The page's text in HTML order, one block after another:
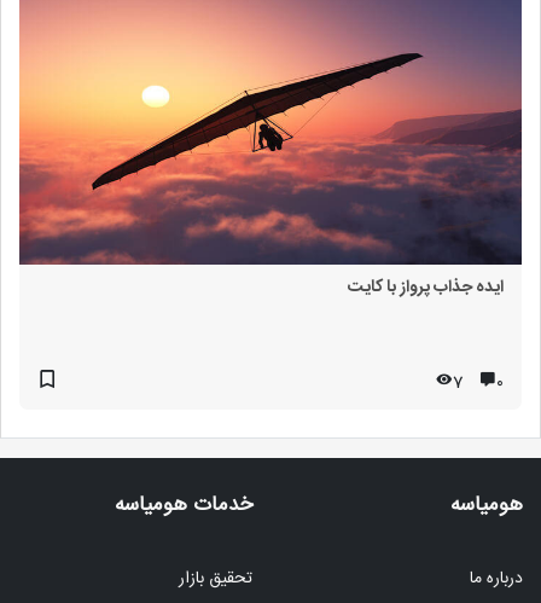
ایده جذاب پرواز با کایت
۰ 7
هومیاسه
درباره ما
خدمات هومیاسه
تحقیق بازار